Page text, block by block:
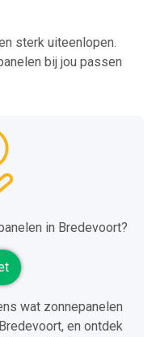
sterk uiteenlopen.
bij jou passen
in Bredevoort?
wat zonnepanelen
en ontdek